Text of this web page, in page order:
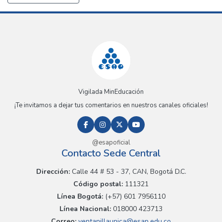
Vigilada MinEducación
¡Te invitamos a dejar tus comentarios en nuestros canales oficiales!
@esapoficial
Contacto Sede Central
Dirección:Calle 44 # 53 - 37, CAN, Bogotá D.C.
Código postal: 111321
Línea Bogotá:(+57) 601 7956110
Línea Nacional: 018000 423713